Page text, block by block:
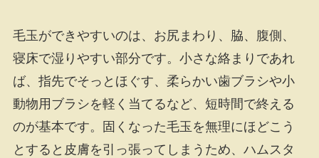
毛玉ができやすいのは、お尻まわり、脇、腹側、
寝床で湿りやすい部分です。小さな絡まりであれ
ば、指先でそっとほぐす、柔らかい歯ブラシや小
動物用ブラシを軽く当てるなど、短時間で終える
のが基本です。固くなった毛玉を無理にほどこう
とすると皮膚を引っ張ってしまうため、ハムスタ